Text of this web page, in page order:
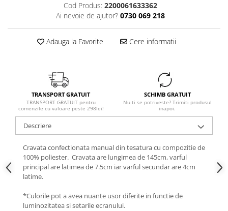
Cod Produs: 2200061633362
Ai nevoie de ajutor? 0730 069 218
Adauga la Favorite Cere informatii
TRANSPORT GRATUIT
TRANSPORT GRATUIT pentru
comenzile cu valoare peste 298lei!
SCHIMB GRATUIT
Nu ti se potriveste? Trimiti produsul
inapoi.
Descriere
Cravata confectionata manual din tesatura cu compozitie de
100% poliester. Cravata are lungimea de 145cm, varful
principal are latimea de 7.5cm iar varful secundar are 4cm
latime.
*Culorile pot a avea nuante usor diferite in functie de
luminozitatea si setarile ecranului.